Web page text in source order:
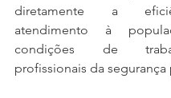
diretamente a
atendimento à
condições de
profissionais da segurança